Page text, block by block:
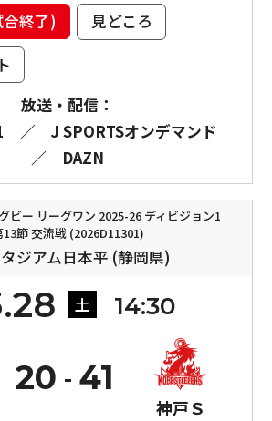
終了)
見どころ
放送・配信：
／
J SPORTSオンデマンド
／
DAZN
ビー リーグワン 2025-26 ディビジョン1
13節 交流戦 (2026D11301)
ジアム日本平 (静岡県)
土 14:30
20
神戸Ｓ
41